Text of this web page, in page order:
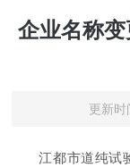
企业名称
更新
江都市道纯试